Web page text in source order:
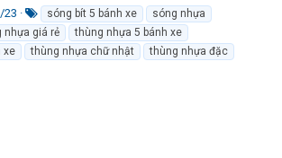
23
ừ
k
h
sóng bít 5 bánh xe
sóng nhựa
nhựa giá rẻ
thùng nhựa 5 bánh xe
xe
thùng nhựa chữ nhật thùng nhựa đặc